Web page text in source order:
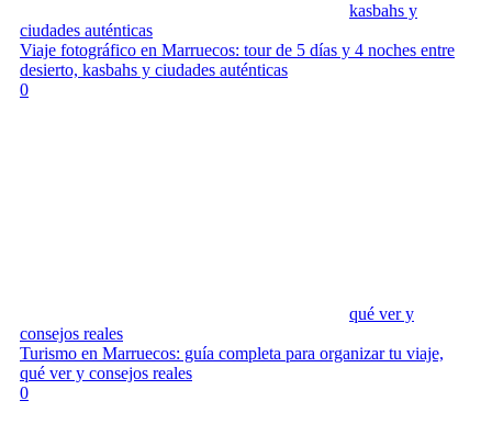
kasbahs y
ciudades auténticas
Viaje fotográfico en Marruecos: tour de 5 días y 4 noches entre
desierto, kasbahs y ciudades auténticas
0
qué ver y
consejos reales
Turismo en Marruecos: guía completa para organizar tu viaje,
qué ver y consejos reales
0